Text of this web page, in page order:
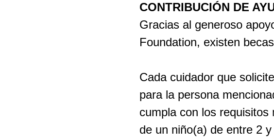
CONTRIBUCIÓN DE
Gracias al generoso
Foundation, existen
Cada cuidador que
para la persona
cumpla con los
de un niño(a) de entre 2